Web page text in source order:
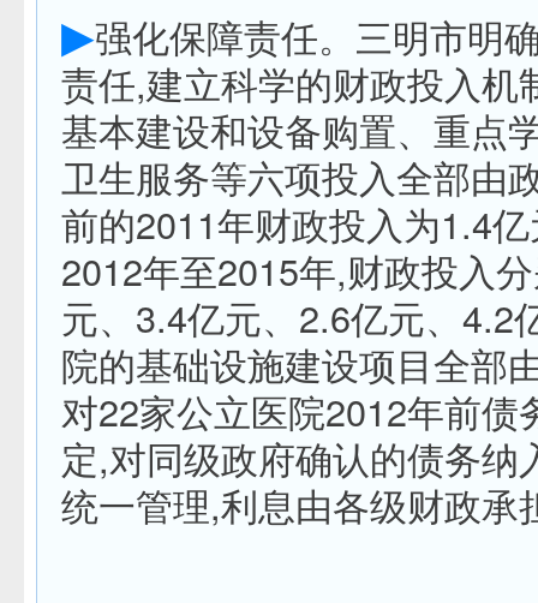
▶强化保障责任。三明市明
责任,建立科学的财政投入机
基本建设和设备购置、重点
卫生服务等六项投入全部由
前的2011年财政投入为1.4
2012年至2015年,财政投入
元、3.4亿元、2.6亿元、4.2
院的基础设施建设项目全部
对22家公立医院2012年前债
定,对同级政府确认的债务纳
统一管理,利息由各级财政承